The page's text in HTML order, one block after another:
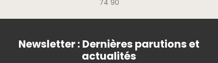
74 90
Newsletter : Dernières parutions et
actualités